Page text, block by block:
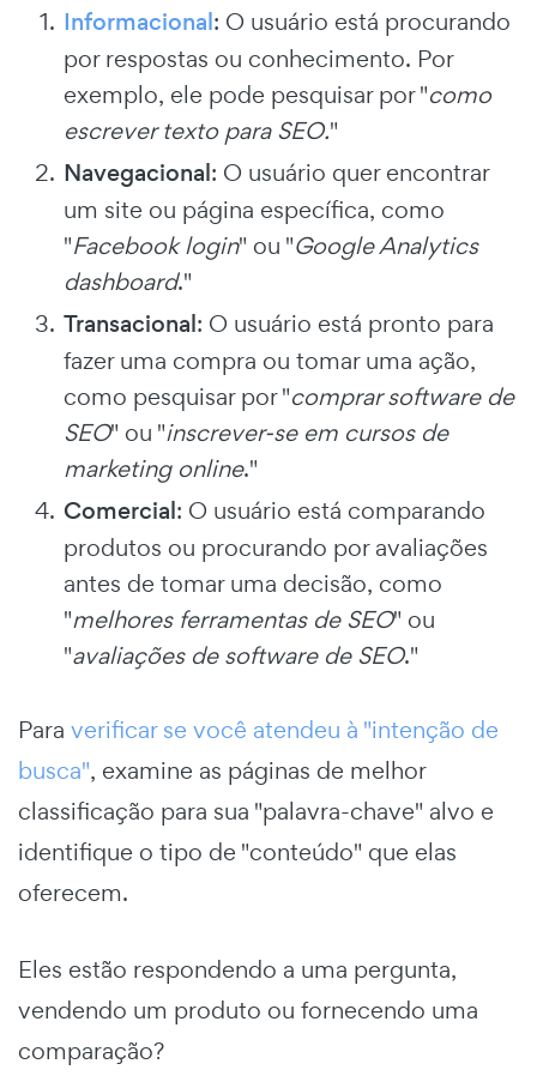
Informacional: O usuário está procurando
por respostas ou conhecimento. Por
exemplo, ele pode pesquisar por "como
escrever texto para SEO."
Navegacional: O usuário quer encontrar
um site ou página específica, como
"Facebook login" ou "Google Analytics
dashboard."
Transacional: O usuário está pronto para
fazer uma compra ou tomar uma ação,
como pesquisar por "comprar software de
SEO" ou "inscrever-se em cursos de
marketing online."
Comercial: O usuário está comparando
produtos ou procurando por avaliações
antes de tomar uma decisão, como
"melhores ferramentas de SEO" ou
"avaliações de software de SEO."
Para verificar se você atendeu à "intenção de
busca", examine as páginas de melhor
classificação para sua "palavra-chave" alvo e
identifique o tipo de "conteúdo" que elas
oferecem.
Eles estão respondendo a uma pergunta,
vendendo um produto ou fornecendo uma
comparação?